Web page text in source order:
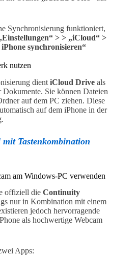
Synchronisierung funktioniert,
> > „iCloud“ >
iPhone synchronisieren“
nutzen
dient iCloud Drive als
Dokumente. Sie können Dateien
auf dem PC ziehen. Diese
auf dem iPhone in der
Tastenkombination
am Windows-PC verwenden
offiziell die Continuity
nur in Kombination mit einem
jedoch hervorragende
als hochwertige Webcam
Apps: